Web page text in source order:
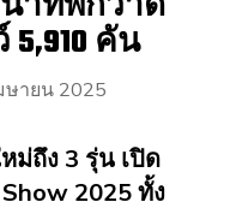
คัน
ษายน 2025
ม่ถึง 3 รุ่น เปิด
2025 ทั้ง